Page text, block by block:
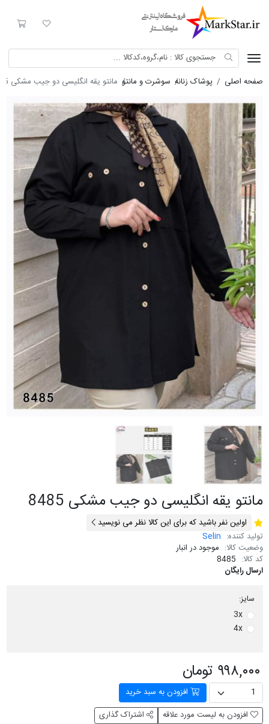
لیست مورد
سبد
صفحه اصلی پوشاک زنانه سوشرت و مانتو مانتو یقه انگلیسی دو جیب مشکی 8485
مانتو یقه انگلیسی دو جیب مشکی 8485
اولین نفر باشید که برای این کالا نظر می نویسید
تولید کننده: Selin
وضعیت کالا: موجود در انبار
کد کالا: 8485
ارسال رایگان
سایز:
3x
4x
۹۹۸,۰۰۰ تومان
افزودن به سبد خرید
افزودن به لیست مورد علاقه
اشتراک گذاری